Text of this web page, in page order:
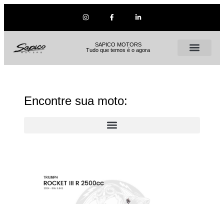
SAPICO MOTORS
Tudo que temos é o agora
Encontre sua moto: